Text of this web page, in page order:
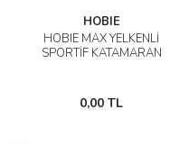
HOBIE
HOBIE MAX YELKENLİ
SPORTİF KATAMARAN
0,00 TL